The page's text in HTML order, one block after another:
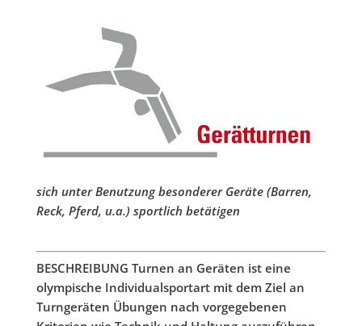
sich unter Benutzung besonderer Geräte (Barren,
Reck, Pferd, u.a.) sportlich betätigen
BESCHREIBUNG Turnen an Geräten ist eine
olympische Individualsportart mit dem Ziel an
Turngeräten Übungen nach vorgegebenen